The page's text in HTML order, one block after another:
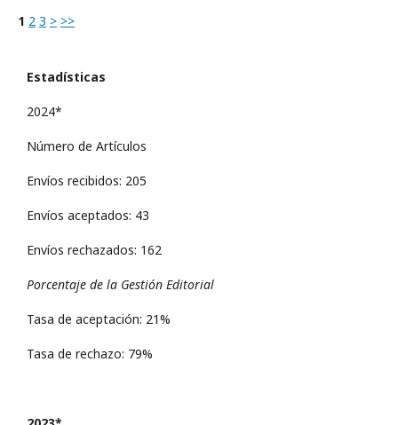
1 2 3 > >>
Estadísticas
2024*
Número de Artículos
Envíos recibidos: 205
Envíos aceptados: 43
Envíos rechazados: 162
Porcentaje de la Gestión Editorial
Tasa de aceptación: 21%
Tasa de rechazo: 79%